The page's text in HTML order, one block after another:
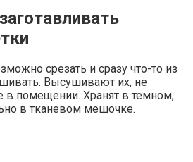
срезать и сразу что-то из
Высушивают их, не
в помещении. Хранят в темном,
в тканевом мешочке.